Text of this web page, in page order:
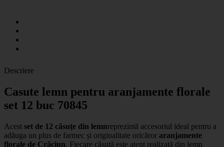
Descriere
Casute lemn pentru aranjamente florale
set 12 buc 70845
Acest set de 12 căsuțe din lemnreprezintă accesoriul ideal pentru a
adăuga un plus de farmec și originalitate oricăror aranjamente
florale de Crăciun. Fiecare căsuță este atent realizată din lemn